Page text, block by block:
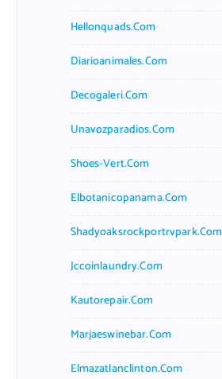
Hellonquads.com
Diarioanimales.com
Decogaleri.com
Unavozparadios.com
Shoes-Vert.com
Elbotanicopanama.com
Shadyoaksrockportrvpark.com
Jccoinlaundry.com
Kautorepair.com
Marjaeswinebar.com
Elmazatlanclinton.com